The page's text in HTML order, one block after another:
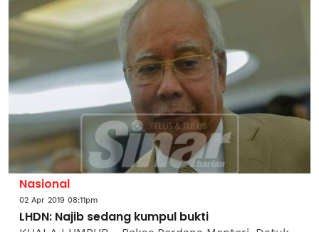
Nasional
02 Apr 2019 08:11pm
LHDN: Najib sedang kumpul bukti